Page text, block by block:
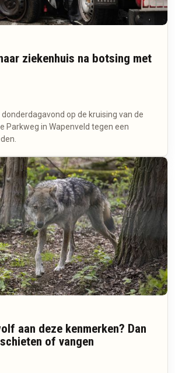
ziekenhuis na botsing met
op de kruising van de
Parkweg in Wapenveld tegen een
aan deze kenmerken? Dan
of vangen